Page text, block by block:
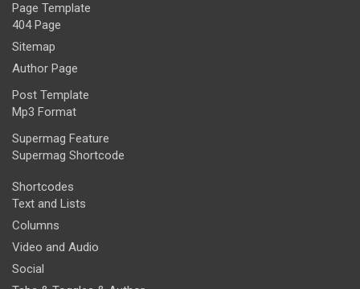
Page Template
404 Page
Sitemap
Author Page
Post Template
Mp3 Format
Supermag Feature
Supermag Shortcode
Shortcodes
Text and Lists
Columns
Video and Audio
Social